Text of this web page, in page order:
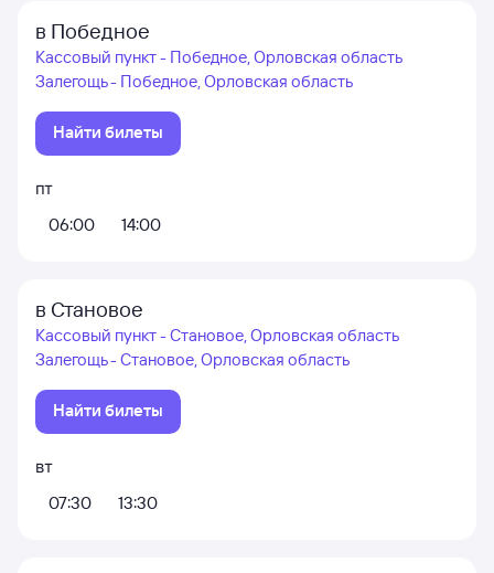
в Победное
Кассовый пункт - Победное, Орловская область
Залегощь - Победное, Орловская область
Найти билеты
пт
06:00
14:00
в Становое
Кассовый пункт - Становое, Орловская область
Залегощь - Становое, Орловская область
Найти билеты
вт
07:30
13:30